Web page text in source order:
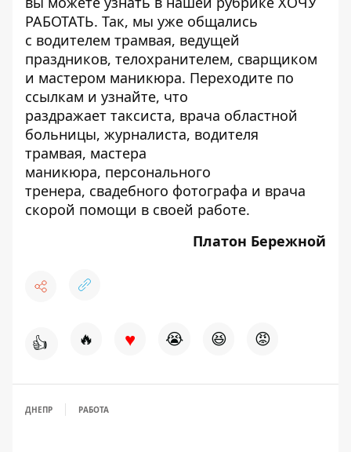
РАБОТАТЬ. Так, мы уже общались
с водителем трамвая, ведущей
праздников, телохранителем, сварщиком
и мастером маникюра. Переходите по
ссылкам и узнайте, что
раздражает таксиста, врача областной
больницы, журналиста, водителя
трамвая, мастера
маникюра, персонального
тренера, свадебного фотографа и врача
скорой помощи в своей работе.
Платон Бережной
👍 🔥 ♥ 😭 😆 😡
ДНЕПР РАБОТА